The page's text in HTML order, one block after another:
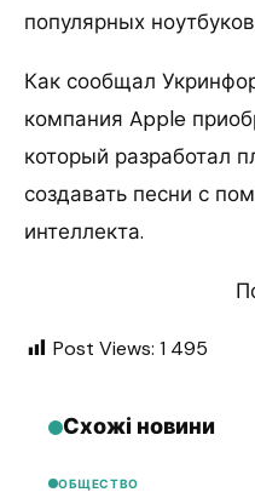
популярных
Как сообщал
компания Apple
который разработал
создавать песни с
интеллекта.
Post Views: 1 495
Схожі новини
ОБЩЕСТВО